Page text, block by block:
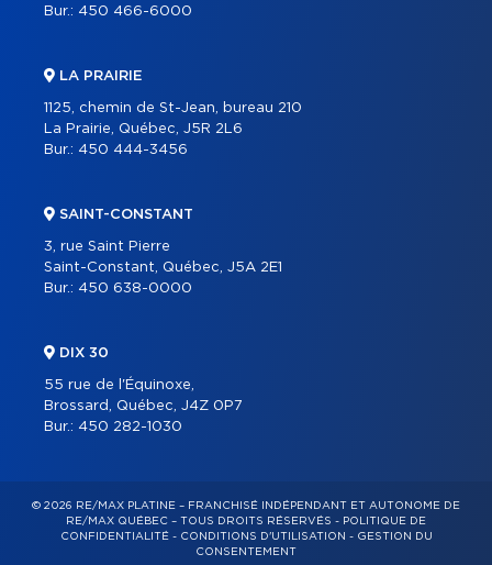
Bur.: 450 466-6000
LA PRAIRIE
1125, chemin de St-Jean, bureau 210
La Prairie, Québec, J5R 2L6
Bur.: 450 444-3456
SAINT-CONSTANT
3, rue Saint Pierre
Saint-Constant, Québec, J5A 2E1
Bur.: 450 638-0000
DIX 30
55 rue de l'Équinoxe,
Brossard, Québec, J4Z 0P7
Bur.: 450 282-1030
© 2026 RE/MAX PLATINE – FRANCHISÉ INDÉPENDANT ET AUTONOME DE
RE/MAX QUÉBEC – TOUS DROITS RÉSERVÉS - POLITIQUE DE
CONFIDENTIALITÉ- CONDITIONS D'UTILISATION - GESTION DU
CONSENTEMENT